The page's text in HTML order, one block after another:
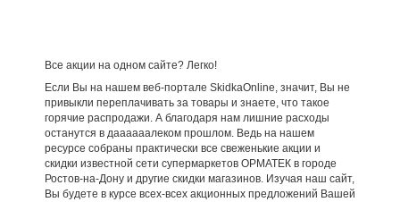
Все акции на одном сайте? Легко!
Если Вы на нашем веб-портале SkidkaOnline, значит, Вы не
привыкли переплачивать за товары и знаете, что такое
горячие распродажи. А благодаря нам лишние расходы
останутся в даааааалеком прошлом. Ведь на нашем
ресурсе собраны практически все свеженькие акции и
скидки известной сети супермаркетов ОРМАТЕК в городе
Ростов-на-Дону и другие скидки магазинов. Изучая наш сайт,
Вы будете в курсе всех-всех акционных предложений Вашей